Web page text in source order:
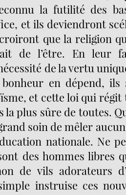
la futilité des
et ils deviendront
que la religion
de l’être. En leur
de la vertu
en dépend, ils
et cette loi qui régit
la plus sûre de toutes.
soin de mêler
nationale. Ne
des hommes libres
de vils adorateurs
instruise ces